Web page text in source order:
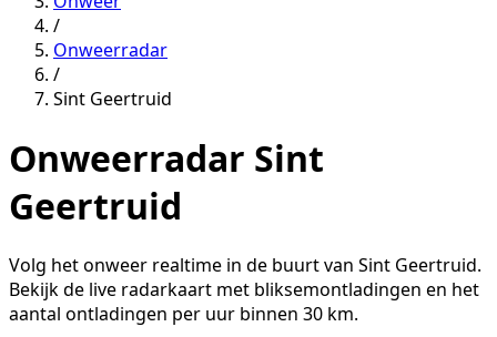
/
Onweerradar
/
Sint Geertruid
Onweerradar Sint
Geertruid
Volg het onweer realtime in de buurt van Sint Geertruid.
Bekijk de live radarkaart met bliksemontladingen en het
aantal ontladingen per uur binnen 30 km.